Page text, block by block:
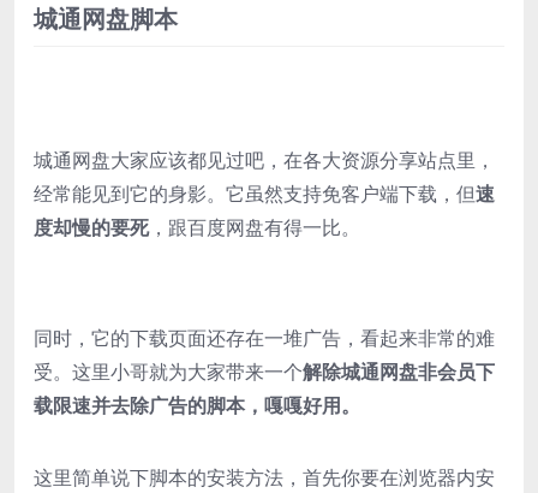
城通网盘脚本
城通网盘大家应该都见过吧，在各大资源分享站点里，
经常能见到它的身影。它虽然支持免客户端下载，但速
度却慢的要死，跟百度网盘有得一比。
同时，它的下载页面还存在一堆广告，看起来非常的难
受。这里小哥就为大家带来一个解除城通网盘非会员下
载限速并去除广告的脚本，嘎嘎好用。
这里简单说下脚本的安装方法，首先你要在浏览器内安